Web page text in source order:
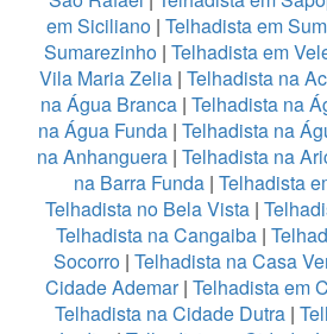
em Siciliano | Telhadista em
Sumarezinho| Telhadista em
Vila Maria Zelia| Telhadista na
na Água Branca | Telhadista na
na Água Funda| Telhadista na
na Anhanguera| Telhadista na
na Barra Funda | Telhadista
Telhadista no Bela Vista |
Telhadista na Cangaiba |
Socorro | Telhadista na Casa
Cidade Ademar| Telhadista em
Telhadista na Cidade Dutra |